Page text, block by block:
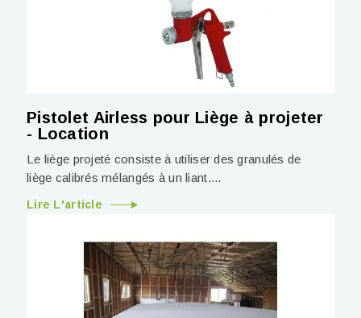
Pistolet Airless pour Liège à projeter
- Location
Le liège projeté consiste à utiliser des granulés de
liège calibrés mélangés à un liant....
Lire L'article